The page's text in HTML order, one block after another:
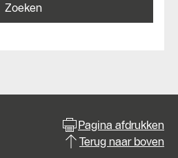
Zoeken
Pagina afdrukken
Terug naar boven